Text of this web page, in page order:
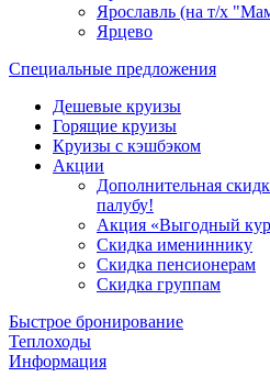
Ярославль (на т/х
Ярцево
Специальные предложения
Дешевые круизы
Горящие круизы
Круизы с кэшбэком
Акции
Дополнительная
палубу!
Акция «Выгодный
Скидка имениннику
Скидка пенсионерам
Скидка группам
Быстрое бронирование
Теплоходы
Информация